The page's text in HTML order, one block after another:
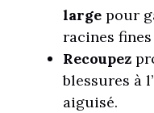
large pour
racines
Recoupez
blessures à
aiguisé.